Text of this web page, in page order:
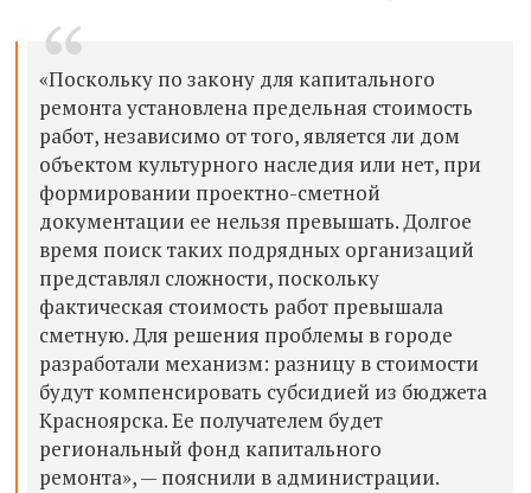
«Поскольку по закону для капитального
ремонта установлена предельная стоимость
работ, независимо от того, является ли дом
объектом культурного наследия или нет, при
формировании проектно-сметной
документации ее нельзя превышать. Долгое
время поиск таких подрядных организаций
представлял сложности, поскольку
фактическая стоимость работ превышала
сметную. Для решения проблемы в городе
разработали механизм: разницу в стоимости
будут компенсировать субсидией из бюджета
Красноярска. Ее получателем будет
региональный фонд капитального
ремонта», — пояснили в администрации.